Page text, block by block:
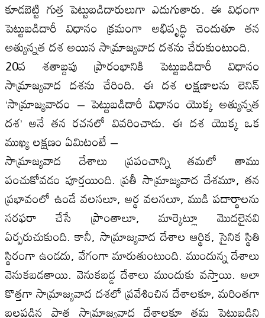
కూడబెట్టి గుత్త పెట్టుబడిదారులుగా ఎదుగుతారు. ఈ విధంగా
పెట్టుబడిదారీ విధానం క్రమంగా అభివృద్ధి చెందుతూ తన
అత్యున్నత దశ అయిన సామ్రాజ్యవాద దశను చేరుకుంటుంది.
20వ శతాబ్దపు ప్రారంభానికి పెట్టుబడిదారీ విధానం
సామ్రాజ్యవాద దశను చేరింది. ఈ దశ లక్షణాలను లెనిన్
‘సామ్రాజ్యవాదం – పెట్టుబడిదారీ విధానం యొక్క అత్యున్నత
దశ’ అనే తన రచనలో వివరించాడు. ఈ దశ యొక్క ఒక
ముఖ్య లక్షణం ఏమిటంటే –
సామ్రాజ్యవాద దేశాలు ప్రపంచాన్ని తమలో తాము
పంచుకోవడం పూర్తయింది. ప్రతీ సామ్రాజ్యవాద దేశమూ, తన
ప్రభావంలో ఉండే వలసలూ, అర్థ వలసలూ, ముడి పదార్థాలను
సరఫరా చేసే ప్రాంతాలూ, మార్కెట్లూ మొదలైనవి
ఏర్పరుచుకుంది. కానీ, సామ్రాజ్యవాద దేశాల ఆర్థిక, సైనిక స్థితి
స్థిరంగా ఉండదు, వేగంగా మారుతుంటుంది. ముందున్న దేశాలు
వెనుకబడతాయి. వెనుకబడ్డ దేశాలు ముందుకు వస్తాయి. అలా
కొత్తగా సామ్రాజ్యవాద దశలో ప్రవేశించిన దేశాలకూ, మరింతగా
బలపడిన పాత సామ్రాజ్యవాద దేశాలకూ తమ పెట్టుబడిని